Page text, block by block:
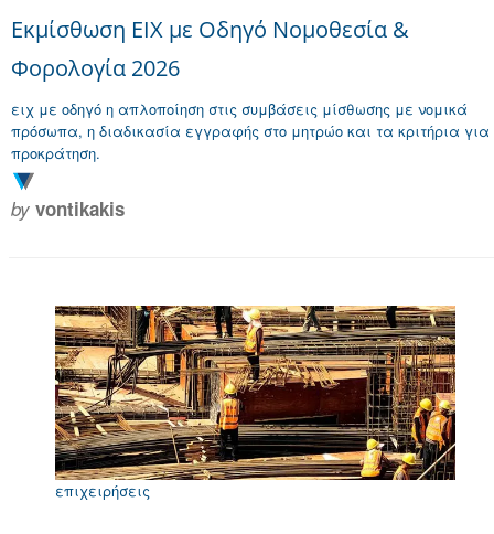
Εκμίσθωση ΕΙΧ με Οδηγό Νομοθεσία &
Φορολογία 2026
ειχ με οδηγό η απλοποίηση στις συμβάσεις μίσθωσης με νομικά
πρόσωπα, η διαδικασία εγγραφής στο μητρώο και τα κριτήρια για
προκράτηση.
by vontikakis
επιχειρήσεις